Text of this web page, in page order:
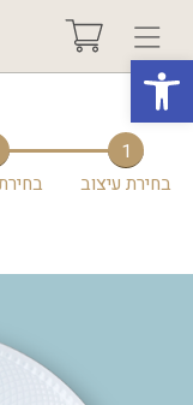
פתח סרגל
בחר אירוע +
שאלות ותשובות
1
בחירת עיצוב